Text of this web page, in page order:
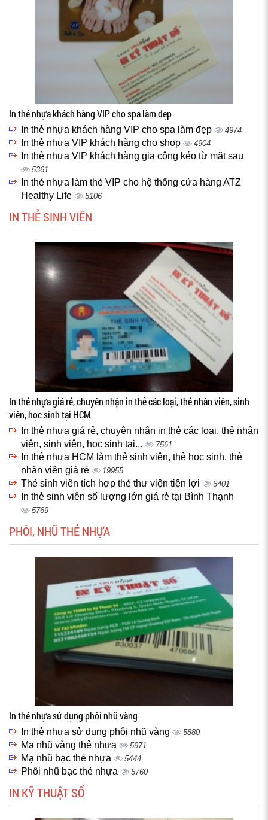
In thẻ nhựa khách hàng VIP cho spa làm đẹp
In thẻ nhựa khách hàng VIP cho spa làm đẹp 4974
In thẻ nhựa VIP khách hàng cho shop 4904
In thẻ nhựa VIP khách hàng gia công kéo từ mặt sau
5361
In thẻ nhựa làm thẻ VIP cho hệ thống cửa hàng ATZ
Healthy Life
5106
IN THẺ SINH VIÊN
In thẻ nhựa giá rẻ, chuyên nhận in thẻ các loại, thẻ nhân viên, sinh
viên, học sinh tại HCM
In thẻ nhựa giá rẻ, chuyên nhận in thẻ các loại, thẻ nhân
viên, sinh viên, học sinh tại...
7561
In thẻ nhựa HCM làm thẻ sinh viên, thẻ học sinh, thẻ
nhân viên giá rẻ
19955
Thẻ sinh viên tích hợp thẻ thư viện tiện lợi 6401
In thẻ sinh viên số lượng lớn giá rẻ tại Bình Thạnh
5769
PHÔI, NHŨ THẺ NHỰA
In thẻ nhựa sử dụng phôi nhũ vàng
In thẻ nhựa sử dụng phôi nhũ vàng 5880
Mạ nhũ vàng thẻ nhựa 5971
Mạ nhũ bạc thẻ nhựa 5444
Phôi nhũ bạc thẻ nhựa 5760
IN KỸ THUẬT SỐ